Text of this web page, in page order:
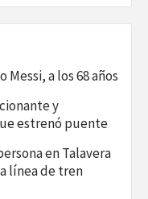
a los 68 años
y
estrenó puente
en Talavera
línea de tren